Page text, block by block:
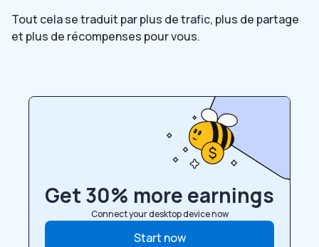
Tout cela se traduit par plus de trafic, plus de partage
et plus de récompenses pour vous.
Get 30% more earnings
Connect your desktop device now
Start now